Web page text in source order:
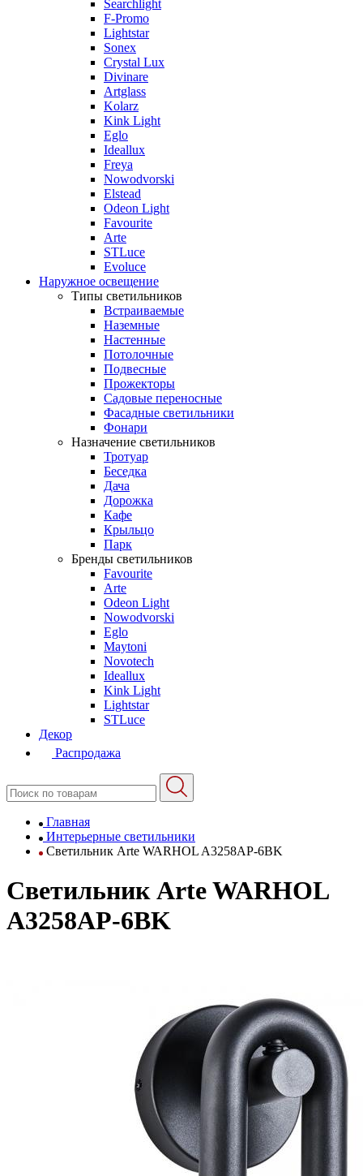
Searchlight
F-Promo
Lightstar
Sonex
Crystal Lux
Divinare
Artglass
Kolarz
Kink Light
Eglo
Ideallux
Freya
Nowodvorski
Elstead
Odeon Light
Favourite
Arte
STLuce
Evoluce
Наружное освещение
Типы светильников
Встраиваемые
Наземные
Настенные
Потолочные
Подвесные
Прожекторы
Садовые переносные
Фасадные светильники
Фонари
Назначение светильников
Тротуар
Беседка
Дача
Дорожка
Кафе
Крыльцо
Парк
Бренды светильников
Favourite
Arte
Odeon Light
Nowodvorski
Eglo
Maytoni
Novotech
Ideallux
Kink Light
Lightstar
STLuce
Декор
Распродажа
Главная
Интерьерные светильники
Светильник Arte WARHOL A3258AP-6BK
Светильник Arte WARHOL
A3258AP-6BK